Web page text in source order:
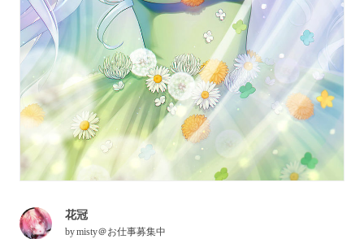
花冠
bymisty＠お仕事募集中